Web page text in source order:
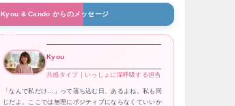
Kyou & Cando からのメッセージ
Kyou
共感タイプ｜いっしょに深呼吸する担当
「なんで私だけ…」って落ち込む日、あるよね。私も同
じだよ。ここでは無理にポジティブにならなくていいか